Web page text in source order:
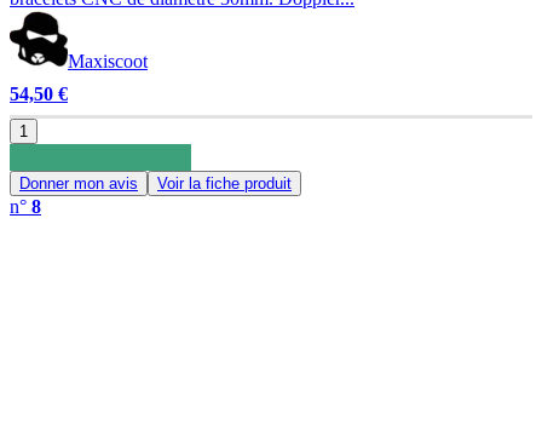
Maxiscoot
54,50 €
1
Donner mon avis Voir la fiche produit
n° 8